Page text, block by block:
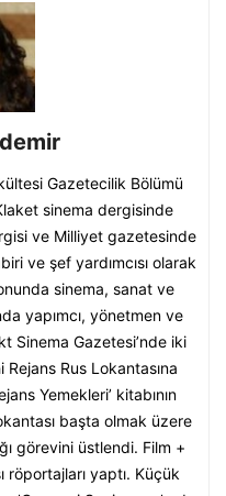
Gazetecilik Bölümü
sinema dergisinde
ve Milliyet gazetesinde
ve şef yardımcısı olarak
sinema, sanat ve
yapımcı, yönetmen ve
Sinema Gazetesi’nde iki
Rejans Rus Lokantasına
Yemekleri’ kitabının
başta olmak üzere
görevini üstlendi. Film +
röportajları yaptı. Küçük